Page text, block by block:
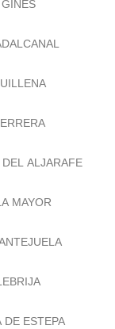
ALJARAFE
MAYOR
DE ESTEPA